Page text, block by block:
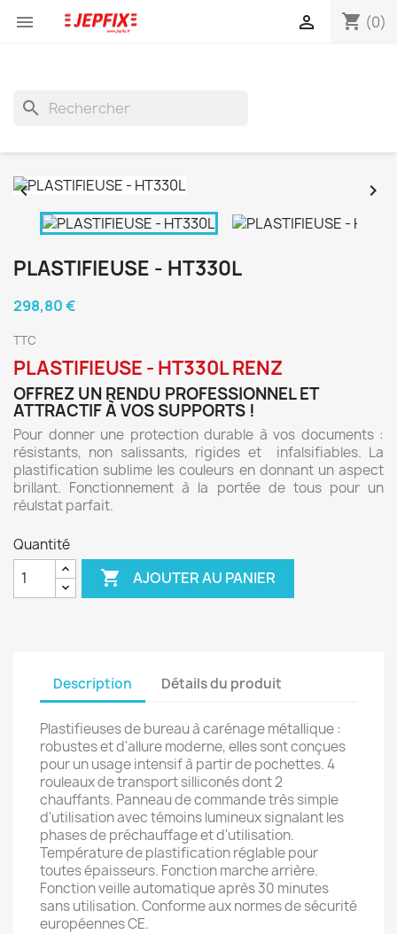
 shopping_cart (0)

search
 
PLASTIFIEUSE - HT330L
298,80 €
TTC
PLASTIFIEUSE - HT330L RENZ
OFFREZ UN RENDU PROFESSIONNEL ET
ATTRACTIF À VOS SUPPORTS !
Pour donner une protection durable à vos documents :
résistants, non salissants, rigides et infalsifiables. La
plastification sublime les couleurs en donnant un aspect
brillant. Fonctionnement à la portée de tous pour un
réulstat parfait.
Quantité
 AJOUTER AU PANIER
Description Détails du produit
Plastifieuses de bureau à carénage métallique :
robustes et d'allure moderne, elles sont conçues
pour un usage intensif à partir de pochettes. 4
rouleaux de transport silliconés dont 2
chauffants. Panneau de commande très simple
d'utilisation avec témoins lumineux signalant les
phases de préchauffage et d'utilisation.
Température de plastification réglable pour
toutes épaisseurs. Fonction marche arrière.
Fonction veille automatique après 30 minutes
sans utilisation. Conforme aux normes de sécurité
européennes CE.